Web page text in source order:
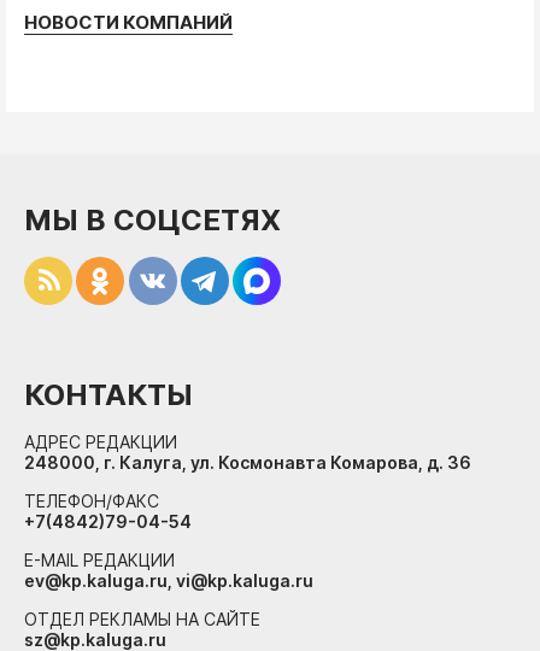
НОВОСТИ КОМПАНИЙ
МЫ В СОЦСЕТЯХ
КОНТАКТЫ
АДРЕС РЕДАКЦИИ
248000, г. Калуга, ул. Космонавта Комарова, д. 36
ТЕЛЕФОН/ФАКС
+7(4842)79-04-54
E-MAIL РЕДАКЦИИ
ev@kp.kaluga.ru, vi@kp.kaluga.ru
ОТДЕЛ РЕКЛАМЫ НА САЙТЕ
sz@kp.kaluga.ru